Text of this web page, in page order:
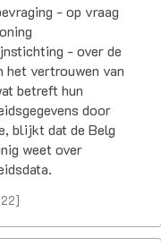
- op vraag
- over de
het vertrouwen van
betreft hun
door
blijkt dat de Belg
weet over